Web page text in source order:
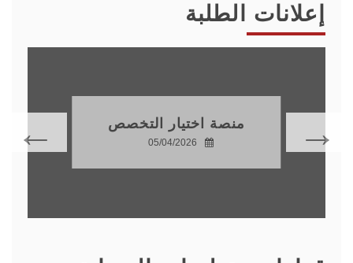
إعلانات الطلبة
منصة اختيار التخصص
05/04/2026